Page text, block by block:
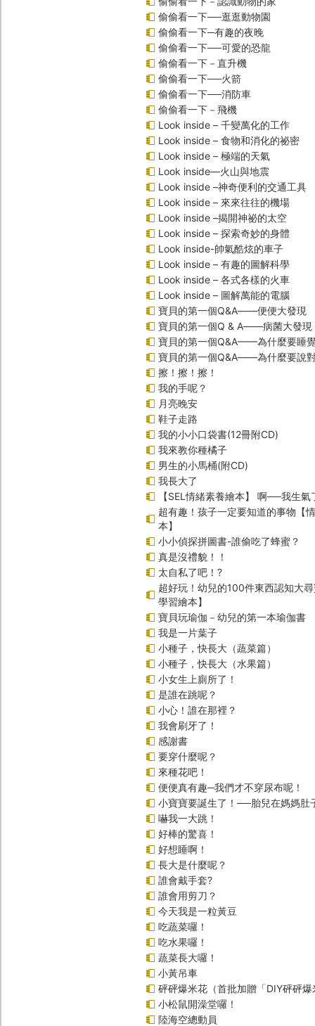
偷偷看一下──逛逛動物園
偷偷看一下─有趣的夜晚
偷偷看一下──可愛的恐龍
偷偷看一下－直升機
偷偷看一下──火箭
偷偷看一下──消防車
偷偷看一下－飛機
Look inside – 千變萬化的工作
Look inside – 食物和消化的祕密
Look inside – 極端的天氣
Look inside—火山與地震
Look inside –神奇便利的交通工具
Look inside – 來來往往的機場
Look inside –揭開神祕的太空
Look inside – 探索奇妙的身體
Look inside-帥氣酷炫的車子
Look inside – 有趣的圖解科學
Look inside – 各式各樣的火車
Look inside – 圖解萬能的電腦
寶貝的第一個Q&A――便便大發現
寶貝的第一個Q & A――病菌大發現
寶貝的第一個Q&A——為什麼要睡
寶貝的第一個Q&A――為什麼要說
擦！擦！擦！
我的手呢？
月亮晚安
鞋子走路
我的小小口袋書(12冊附CD)
我來教你種橘子
男生的小馬桶(附CD)
我長大了
【SEL情緒素養繪本】 啊──我生氣
超有趣！孩子一定要知道的事物【
本】
小小偵探拼圖書-誰偷吃了蜂蜜？
真是沒禮貌！！
太自私了吧！?
超好玩！幼兒的100件東西認知大
學習繪本】
寶貝玩瑜伽－幼兒的第一本瑜伽書
我是一片葉子
小種子，快長大（蔬菜篇）
小種子，快長大（水果篇）
小女生上廁所了！
是誰在跳呢？
小心！誰在那裡？
我會刷牙了！
感謝書
要穿什麼呢？
來種花吧！
便便真有趣─我們才不穿尿布呢！
小寶寶要誕生了！──胎兒在媽媽肚
嚇我一大跳！
好棒的驚喜！
好想睡啊！
長大是什麼呢？
誰會戴手套?
誰會用剪刀？
今天我是一粒黃豆
吃蔬菜囉！
吃水果囉！
蔬菜長大囉！
小黃吊車
砰砰爆米花（首批加贈「DIY砰砰
小松鼠開澡堂囉！
陸海空總動員